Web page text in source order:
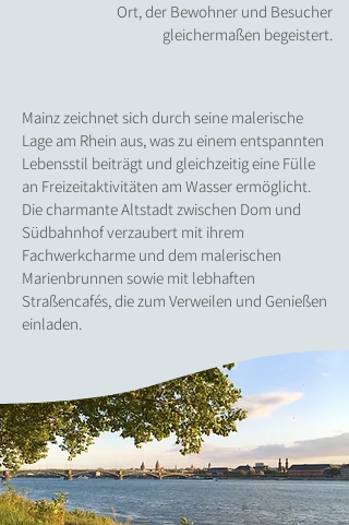
Ort, der Bewohner und Besucher
gleichermaßen begeistert.
Mainz zeichnet sich durch seine malerische
Lage am Rhein aus, was zu einem entspannten
Lebensstil beiträgt und gleichzeitig eine Fülle
an Freizeitaktivitäten am Wasser ermöglicht.
Die charmante Altstadt zwischen Dom und
Südbahnhof verzaubert mit ihrem
Fachwerkcharme und dem malerischen
Marienbrunnen sowie mit lebhaften
Straßencafés, die zum Verweilen und Genießen
einladen.